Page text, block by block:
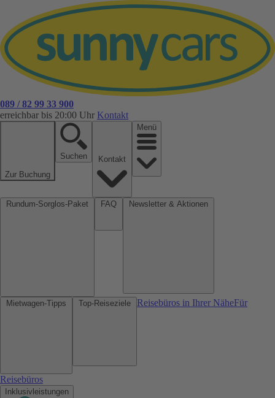
089 / 82 99 33 900
erreichbar bis 20:00 Uhr Kontakt
Zur Buchung
Suchen
Menü
Reisebüros in Ihrer NäheFür
Reisebüros
Inklusivleistungen